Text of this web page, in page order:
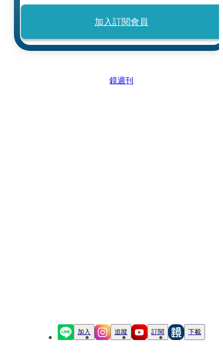
加入訂閱會員
鏡週刊
加入 追蹤 訂閱 下載